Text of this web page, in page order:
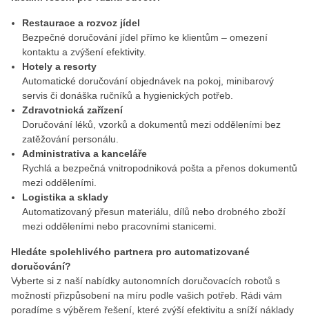
Restaurace a rozvoz jídel
Bezpečné doručování jídel přímo ke klientům – omezení
kontaktu a zvýšení efektivity.
Hotely a resorty
Automatické doručování objednávek na pokoj, minibarový
servis či donáška ručníků a hygienických potřeb.
Zdravotnická zařízení
Doručování léků, vzorků a dokumentů mezi odděleními bez
zatěžování personálu.
Administrativa a kanceláře
Rychlá a bezpečná vnitropodniková pošta a přenos dokumentů
mezi odděleními.
Logistika a sklady
Automatizovaný přesun materiálu, dílů nebo drobného zboží
mezi odděleními nebo pracovními stanicemi.
Hledáte spolehlivého partnera pro automatizované
doručování?
Vyberte si z naší nabídky autonomních doručovacích robotů s
možností přizpůsobení na míru podle vašich potřeb. Rádi vám
poradíme s výběrem řešení, které zvýší efektivitu a sníží náklady